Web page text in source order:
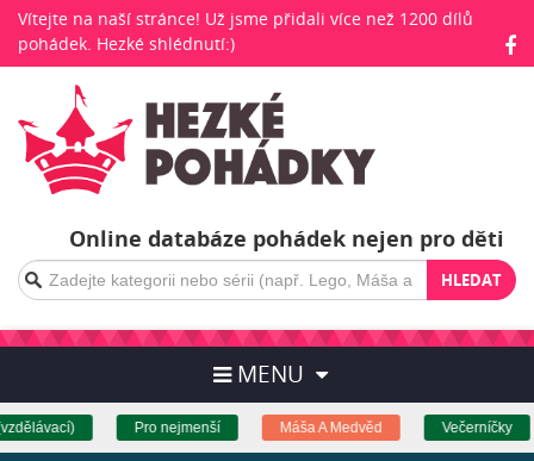
Vítejte na naší stránce! Už jsme přidali více než 1200 dílů
pohádek. Hezké shlédnutí:)
Online databáze pohádek nejen pro děti
HLEDAT
MENU
Pro nejmenší Máša A Medvěd Večerníčky